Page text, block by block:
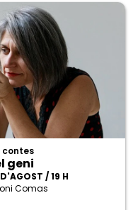
contes
geni
/ 19 H
Comas